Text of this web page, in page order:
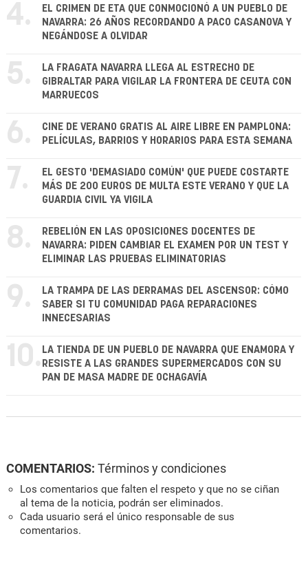
4.
EL CRIMEN DE ETA QUE CONMOCIONÓ A UN PUEBLO DE
NAVARRA: 26 AÑOS RECORDANDO A PACO CASANOVA Y
NEGÁNDOSE A OLVIDAR
5.
LA FRAGATA NAVARRA LLEGA AL ESTRECHO DE
GIBRALTAR PARA VIGILAR LA FRONTERA DE CEUTA CON
MARRUECOS
6.
CINE DE VERANO GRATIS AL AIRE LIBRE EN PAMPLONA:
PELÍCULAS, BARRIOS Y HORARIOS PARA ESTA SEMANA
7.
EL GESTO 'DEMASIADO COMÚN' QUE PUEDE COSTARTE
MÁS DE 200 EUROS DE MULTA ESTE VERANO Y QUE LA
GUARDIA CIVIL YA VIGILA
8.
REBELIÓN EN LAS OPOSICIONES DOCENTES DE
NAVARRA: PIDEN CAMBIAR EL EXAMEN POR UN TEST Y
ELIMINAR LAS PRUEBAS ELIMINATORIAS
9.
LA TRAMPA DE LAS DERRAMAS DEL ASCENSOR: CÓMO
SABER SI TU COMUNIDAD PAGA REPARACIONES
INNECESARIAS
10. LA TIENDA DE UN PUEBLO DE NAVARRA QUE ENAMORA Y
RESISTE A LAS GRANDES SUPERMERCADOS CON SU
PAN DE MASA MADRE DE OCHAGAVÍA
COMENTARIOS: Términos y condiciones
Los comentarios que falten el respeto y que no se ciñan
al tema de la noticia, podrán ser eliminados.
Cada usuario será el único responsable de sus
comentarios.